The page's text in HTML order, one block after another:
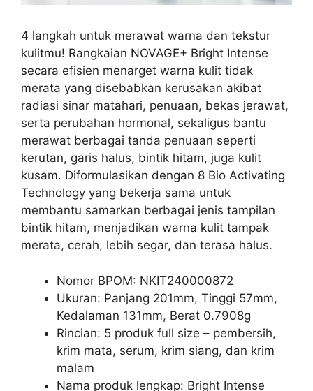
4 langkah untuk merawat warna dan tekstur
kulitmu! Rangkaian NOVAGE+ Bright Intense
secara efisien menarget warna kulit tidak
merata yang disebabkan kerusakan akibat
radiasi sinar matahari, penuaan, bekas jerawat,
serta perubahan hormonal, sekaligus bantu
merawat berbagai tanda penuaan seperti
kerutan, garis halus, bintik hitam, juga kulit
kusam. Diformulasikan dengan 8 Bio Activating
Technology yang bekerja sama untuk
membantu samarkan berbagai jenis tampilan
bintik hitam, menjadikan warna kulit tampak
merata, cerah, lebih segar, dan terasa halus.
Nomor BPOM: NKIT240000872
Ukuran: Panjang 201mm, Tinggi 57mm,
Kedalaman 131mm, Berat 0.7908g
Rincian: 5 produk full size – pembersih,
krim mata, serum, krim siang, dan krim
malam
Nama produk lengkap: Bright Intense